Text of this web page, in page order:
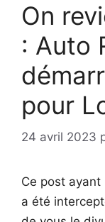
On
: Auto
pour
24 avril 2023
Ce post ayant
a été